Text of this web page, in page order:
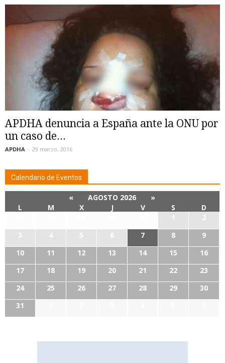
APDHA denuncia a España ante la ONU por
un caso de...
APDHA - 29 marzo, 2016
Calendario de Eventos
« AGOSTO 2026
»
L
M X J V S
D
1
2
3
4 5 6 7 8
9
10
11 12 13 14 15
16
17
18 19 20 21 22
23
24
25 26 27 28 29
30
31